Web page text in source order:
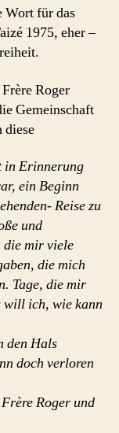
Wort für das
1975, eher –
Roger
Gemeinschaft
diese
in Erinnerung
ein Beginn
Reise zu
und
mir viele
die mich
Tage, die mir
will ich, wie kann
den Hals
doch verloren
Roger und